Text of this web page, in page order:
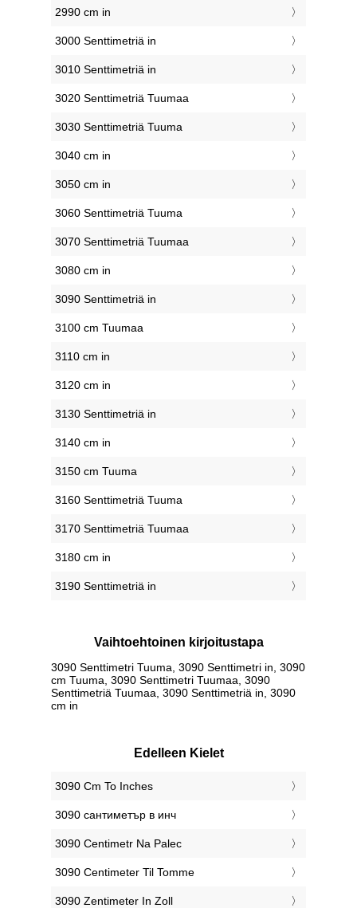
2990 cm in
3000 Senttimetriä in
3010 Senttimetriä in
3020 Senttimetriä Tuumaa
3030 Senttimetriä Tuuma
3040 cm in
3050 cm in
3060 Senttimetriä Tuuma
3070 Senttimetriä Tuumaa
3080 cm in
3090 Senttimetriä in
3100 cm Tuumaa
3110 cm in
3120 cm in
3130 Senttimetriä in
3140 cm in
3150 cm Tuuma
3160 Senttimetriä Tuuma
3170 Senttimetriä Tuumaa
3180 cm in
3190 Senttimetriä in
Vaihtoehtoinen kirjoitustapa
3090 Senttimetri Tuuma, 3090 Senttimetri in, 3090
cm Tuuma, 3090 Senttimetri Tuumaa, 3090
Senttimetriä Tuumaa, 3090 Senttimetriä in, 3090
cm in
Edelleen Kielet
‎3090 Cm To Inches
‎3090 сантиметър в инч
‎3090 Centimetr Na Palec
‎3090 Centimeter Til Tomme
‎3090 Zentimeter In Zoll